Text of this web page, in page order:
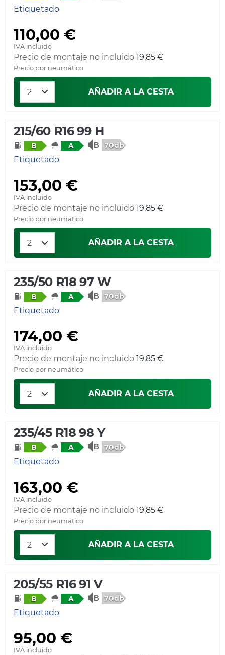
Etiquetado
110,00 €
IVA incluido
Precio de montaje no incluido 19,85 €
Precio por neumático
AÑADIR A LA CESTA
215/60 R16 99 H
B A 70db
Etiquetado
153,00 €
IVA incluido
Precio de montaje no incluido 19,85 €
Precio por neumático
AÑADIR A LA CESTA
235/50 R18 97 W
B A 70db
Etiquetado
174,00 €
IVA incluido
Precio de montaje no incluido 19,85 €
Precio por neumático
AÑADIR A LA CESTA
235/45 R18 98 Y
B A 70db
Etiquetado
163,00 €
IVA incluido
Precio de montaje no incluido 19,85 €
Precio por neumático
AÑADIR A LA CESTA
205/55 R16 91 V
B A 70db
Etiquetado
95,00 €
IVA incluido